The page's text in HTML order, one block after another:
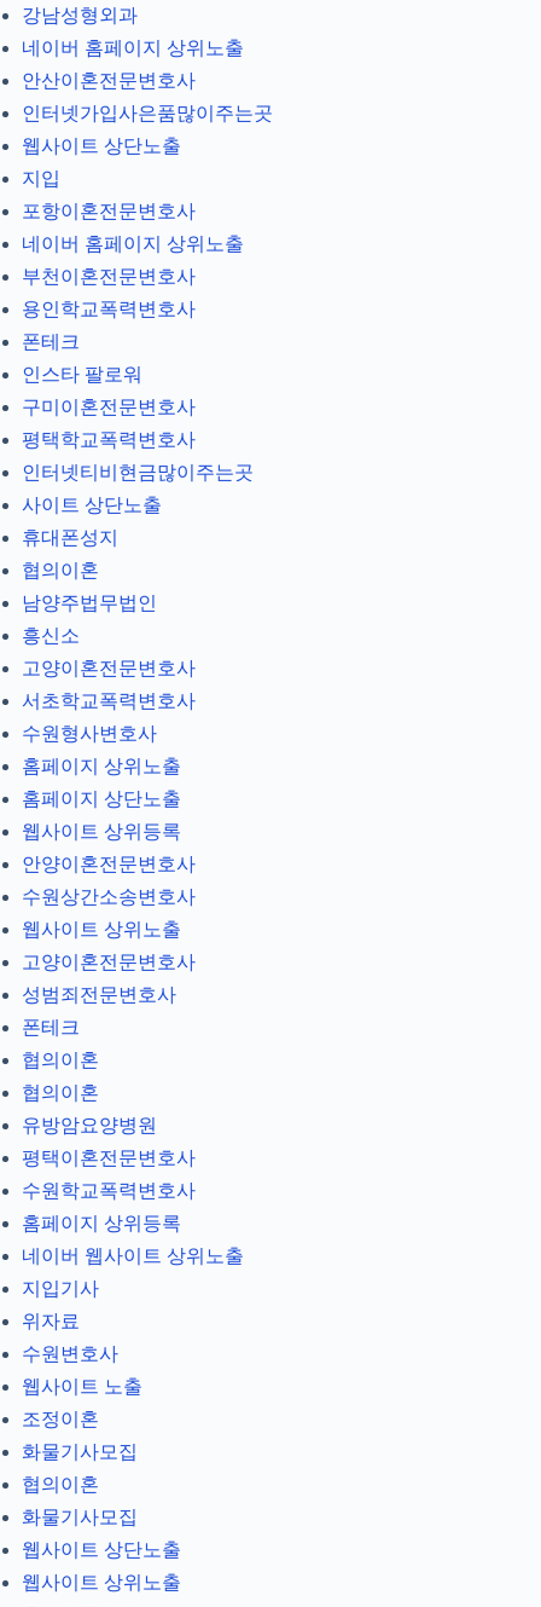
강남성형외과
네이버 홈페이지 상위노출
안산이혼전문변호사
인터넷가입사은품많이주는곳
웹사이트 상단노출
지입
포항이혼전문변호사
네이버 홈페이지 상위노출
부천이혼전문변호사
용인학교폭력변호사
폰테크
인스타 팔로워
구미이혼전문변호사
평택학교폭력변호사
인터넷티비현금많이주는곳
사이트 상단노출
휴대폰성지
협의이혼
남양주법무법인
흥신소
고양이혼전문변호사
서초학교폭력변호사
수원형사변호사
홈페이지 상위노출
홈페이지 상단노출
웹사이트 상위등록
안양이혼전문변호사
수원상간소송변호사
웹사이트 상위노출
고양이혼전문변호사
성범죄전문변호사
폰테크
협의이혼
협의이혼
유방암요양병원
평택이혼전문변호사
수원학교폭력변호사
홈페이지 상위등록
네이버 웹사이트 상위노출
지입기사
위자료
수원변호사
웹사이트 노출
조정이혼
화물기사모집
협의이혼
화물기사모집
웹사이트 상단노출
웹사이트 상위노출